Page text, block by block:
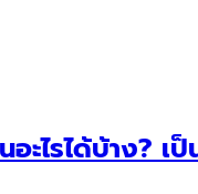
ไรได้บ้าง? เป็